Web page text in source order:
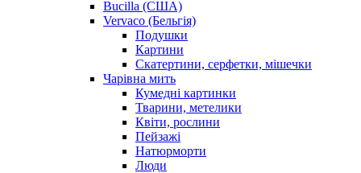
Bucilla (США)
Vervaco (Бельгія)
Подушки
Картини
Скатертини, серфетки, мішечки
Чарiвна мить
Кумедні картинки
Тварини, метелики
Квіти, рослини
Пейзажі
Натюрморти
Люди